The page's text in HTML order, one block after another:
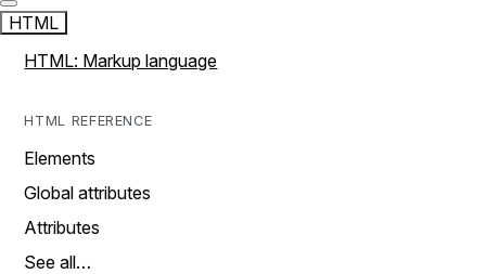
HTML
HTML: Markup language
HTML REFERENCE
Elements
Global attributes
Attributes
See all…